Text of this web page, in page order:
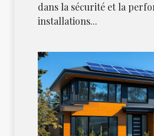
dans la sécurité et la
installations...